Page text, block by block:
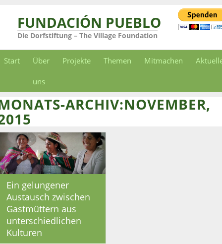
FUNDACIÓN PUEBLO
Die Dorfstiftung – The Village Foundation
Start Über
uns
Projekte Themen Mitmachen
ARCHIV:NOVEMBER,
Ein gelungener
Austausch zwischen
Gastmüttern aus
unterschiedlichen
Kulturen